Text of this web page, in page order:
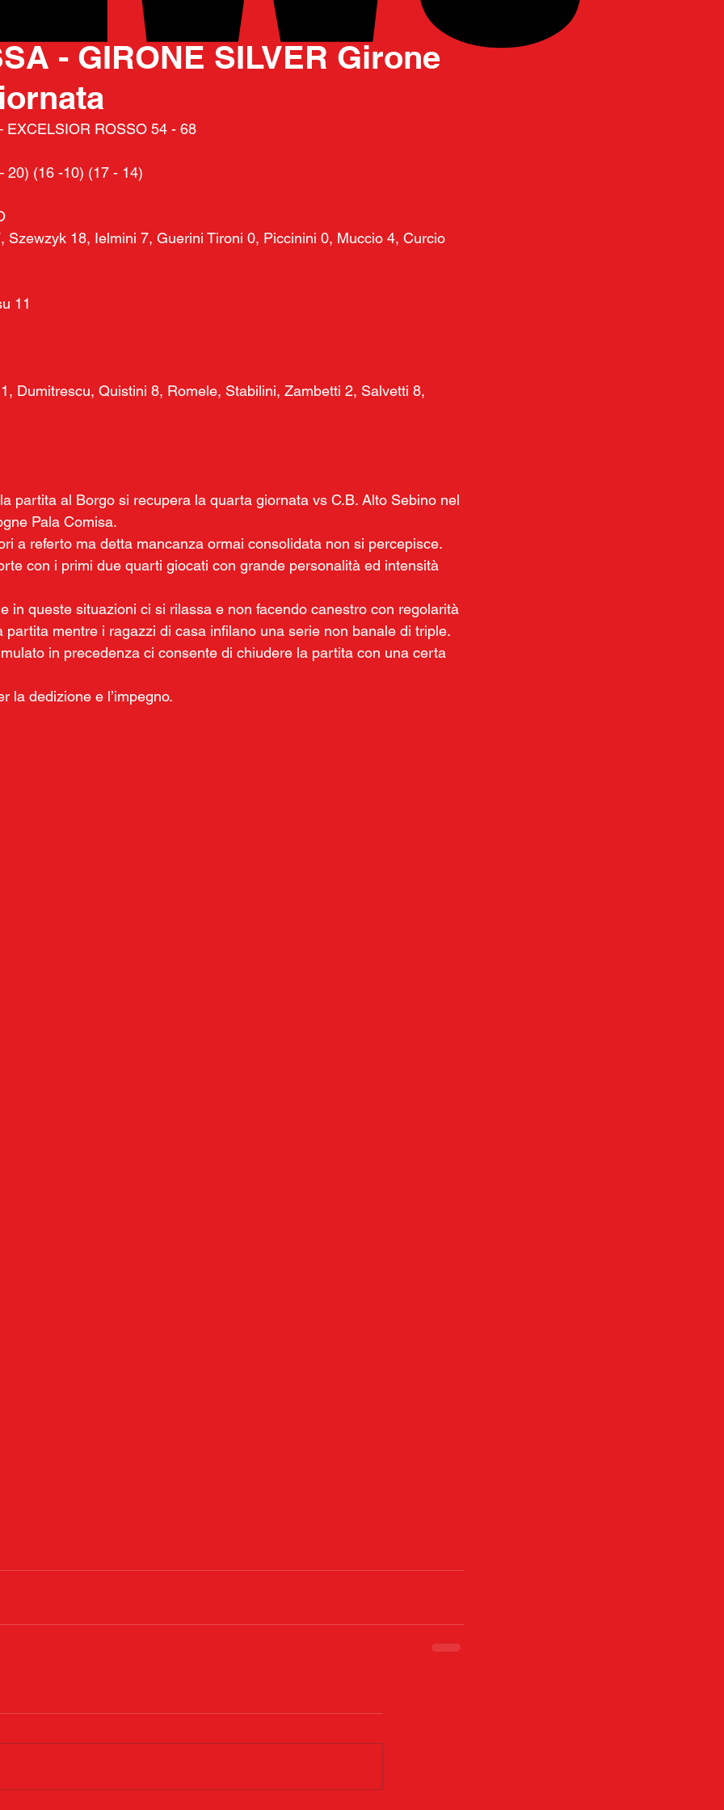
- GIRONE SILVER Girone
EXCELSIOR ROSSO 54 - 68
20) (16 -10) (17 - 14)
Szewzyk 18, Ielmini 7, Guerini Tironi 0, Piccinini 0, Muccio 4, Curcio
11
Dumitrescu, Quistini 8, Romele, Stabilini, Zambetti 2, Salvetti 8,
partita al Borgo si recupera la quarta giornata vs C.B. Alto Sebino nel
Pala Comisa.
a referto ma detta mancanza ormai consolidata non si percepisce.
con i primi due quarti giocati con grande personalità ed intensità
in queste situazioni ci si rilassa e non facendo canestro con regolarità
partita mentre i ragazzi di casa infilano una serie non banale di triple.
in precedenza ci consente di chiudere la partita con una certa
la dedizione e l’impegno.